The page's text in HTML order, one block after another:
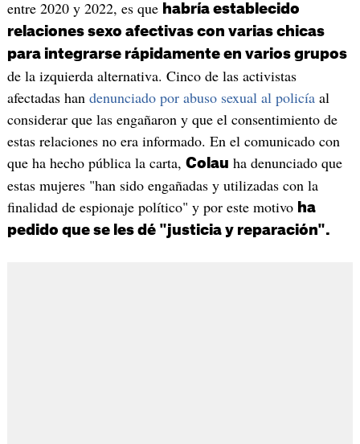
entre 2020 y 2022, es que habría establecido
relaciones sexo afectivas con varias chicas
para integrarse rápidamente en varios grupos
de la izquierda alternativa. Cinco de las activistas
afectadas han denunciado por abuso sexual al policíaal
considerar que las engañaron y que el consentimiento de
estas relaciones no era informado. En el comunicado con
que ha hecho pública la carta, Colau ha denunciado que
estas mujeres "han sido engañadas y utilizadas con la
finalidad de espionaje político" y por este motivo ha
pedido que se les dé "justicia y reparación".